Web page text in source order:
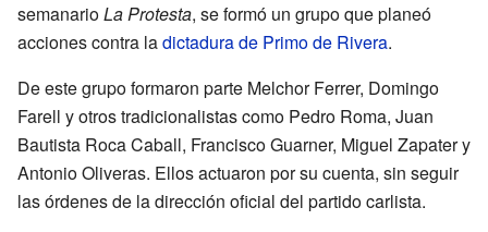
semanarioLa Protesta, se formó un grupo que planeó
acciones contra ladictadura de Primo de Rivera.
De este grupo formaron parte Melchor Ferrer, Domingo
Farell y otros tradicionalistas como Pedro Roma, Juan
Bautista Roca Caball, Francisco Guarner, Miguel Zapater y
Antonio Oliveras. Ellos actuaron por su cuenta, sin seguir
las órdenes de la dirección oficial del partido carlista.